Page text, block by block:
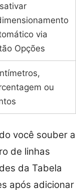
via
Opções
ou
você souber a
de linhas
da Tabela
após adicionar